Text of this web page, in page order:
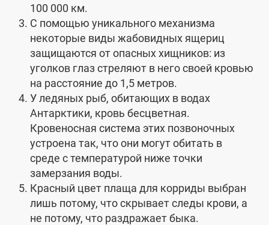
100 000 км.
С помощью уникального механизма
некоторые виды жабовидных ящериц
защищаются от опасных хищников: из
уголков глаз стреляют в него своей кровью
на расстояние до 1,5 метров.
У ледяных рыб, обитающих в водах
Антарктики, кровь бесцветная.
Кровеносная система этих позвоночных
устроена так, что они могут обитать в
среде с температурой ниже точки
замерзания воды.
Красный цвет плаща для корриды выбран
лишь потому, что скрывает следы крови, а
не потому, что раздражает быка.